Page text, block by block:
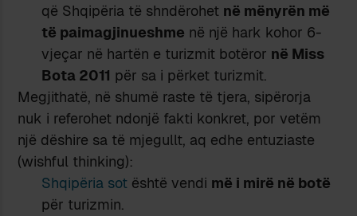
që Shqipëria të shndërohet në mënyrën më
të paimagjinueshme në një hark kohor 6-
vjeçar në hartën e turizmit botëror në Miss
Bota 2011 për sa i përket turizmit.
Megjithatë, në shumë raste të tjera, sipërorja
nuk i referohet ndonjë fakti konkret, por vetëm
një dëshire sa të mjegullt, aq edhe entuziaste
(wishful thinking):
Shqipëria sot është vendi më i mirë në botë
për turizmin.